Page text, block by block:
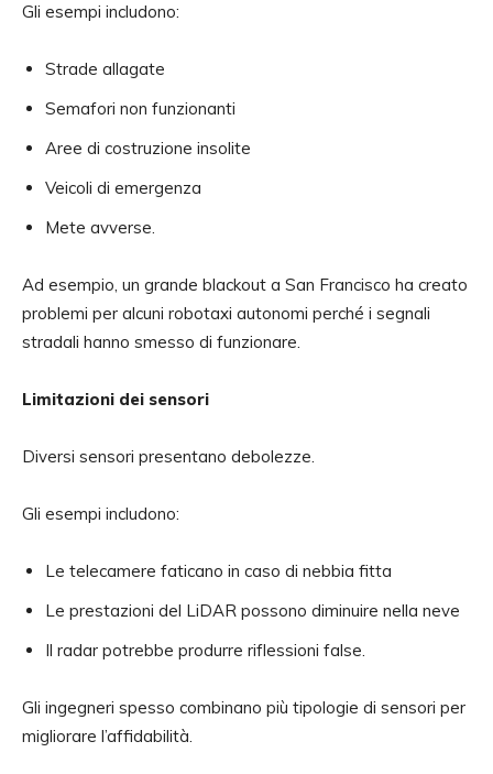
Gli esempi includono:
Strade allagate
Semafori non funzionanti
Aree di costruzione insolite
Veicoli di emergenza
Mete avverse.
Ad esempio, un grande blackout a San Francisco ha creato
problemi per alcuni robotaxi autonomi perché i segnali
stradali hanno smesso di funzionare.
Limitazioni dei sensori
Diversi sensori presentano debolezze.
Gli esempi includono:
Le telecamere faticano in caso di nebbia fitta
Le prestazioni del LiDAR possono diminuire nella neve
Il radar potrebbe produrre riflessioni false.
Gli ingegneri spesso combinano più tipologie di sensori per
migliorare l’affidabilità.